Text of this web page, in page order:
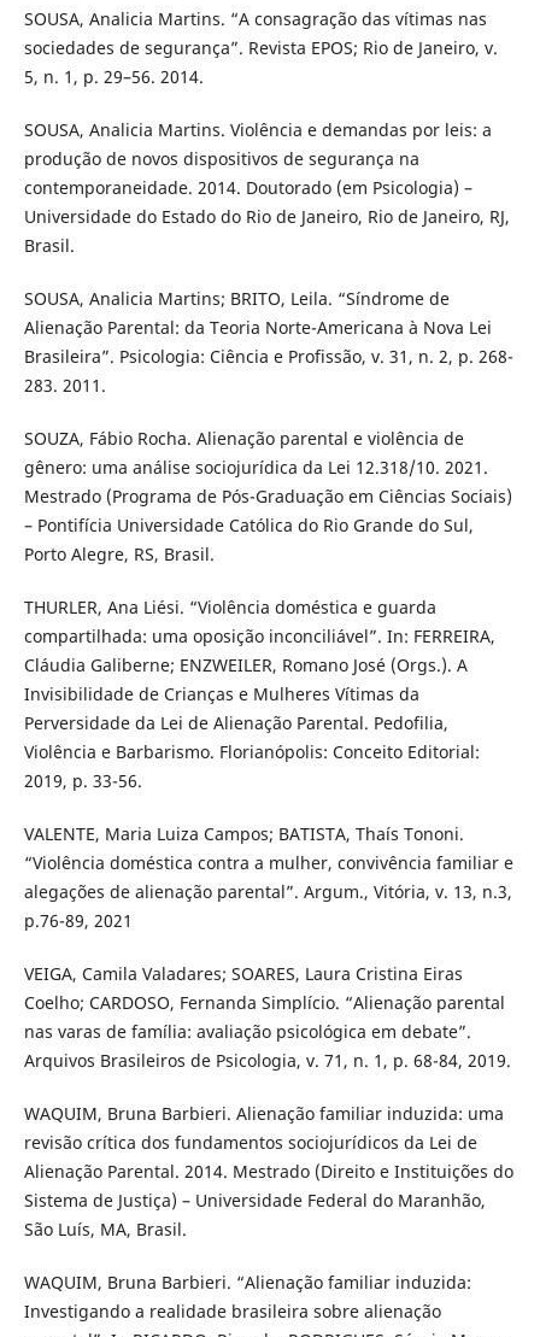
SOUSA, Analicia Martins. “A consagração das vítimas nas
sociedades de segurança”. Revista EPOS; Rio de Janeiro, v.
5, n. 1, p. 29–56. 2014.
SOUSA, Analicia Martins. Violência e demandas por leis: a
produção de novos dispositivos de segurança na
contemporaneidade. 2014. Doutorado (em Psicologia) –
Universidade do Estado do Rio de Janeiro, Rio de Janeiro, RJ,
Brasil.
SOUSA, Analicia Martins; BRITO, Leila. “Síndrome de
Alienação Parental: da Teoria Norte-Americana à Nova Lei
Brasileira”. Psicologia: Ciência e Profissão, v. 31, n. 2, p. 268-
283. 2011.
SOUZA, Fábio Rocha. Alienação parental e violência de
gênero: uma análise sociojurídica da Lei 12.318/10. 2021.
Mestrado (Programa de Pós-Graduação em Ciências Sociais)
– Pontifícia Universidade Católica do Rio Grande do Sul,
Porto Alegre, RS, Brasil.
THURLER, Ana Liési. “Violência doméstica e guarda
compartilhada: uma oposição inconciliável”. In: FERREIRA,
Cláudia Galiberne; ENZWEILER, Romano José (Orgs.). A
Invisibilidade de Crianças e Mulheres Vítimas da
Perversidade da Lei de Alienação Parental. Pedofilia,
Violência e Barbarismo. Florianópolis: Conceito Editorial:
2019, p. 33-56.
VALENTE, Maria Luiza Campos; BATISTA, Thaís Tononi.
“Violência doméstica contra a mulher, convivência familiar e
alegações de alienação parental”. Argum., Vitória, v. 13, n.3,
p.76-89, 2021
VEIGA, Camila Valadares; SOARES, Laura Cristina Eiras
Coelho; CARDOSO, Fernanda Simplício. “Alienação parental
nas varas de família: avaliação psicológica em debate”.
Arquivos Brasileiros de Psicologia, v. 71, n. 1, p. 68-84, 2019.
WAQUIM, Bruna Barbieri. Alienação familiar induzida: uma
revisão crítica dos fundamentos sociojurídicos da Lei de
Alienação Parental. 2014. Mestrado (Direito e Instituições do
Sistema de Justiça) – Universidade Federal do Maranhão,
São Luís, MA, Brasil.
WAQUIM, Bruna Barbieri. “Alienação familiar induzida:
Investigando a realidade brasileira sobre alienação